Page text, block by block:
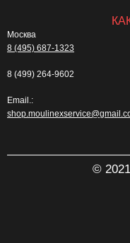
Москва
8 (495) 687-1323
8 (499) 264-9602
Email.:
©